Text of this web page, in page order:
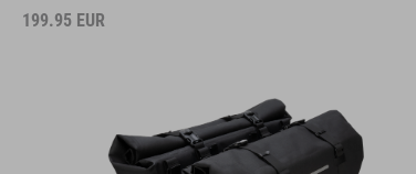
199.95 EUR